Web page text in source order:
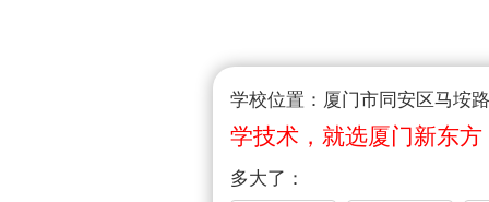
学校位置：厦门市同安区马垵
学技术，就选厦门新东方
多大了：